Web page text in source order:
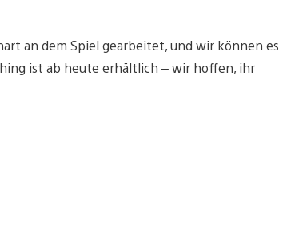
an dem Spiel gearbeitet, und wir können es
ist ab heute erhältlich – wir hoffen, ihr